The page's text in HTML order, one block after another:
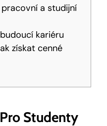
a studijní
kariéru
získat cenné
Studenty